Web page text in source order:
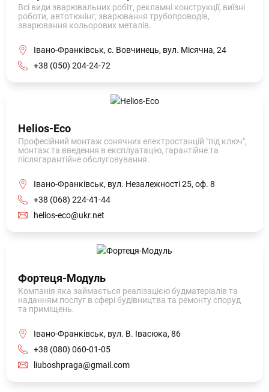
Всі види зварювальних робіт, рекламні конструкції, виїзні
роботи, автотюнінг, зварювання трубопроводів,
зварювання кольорових металів.
Івано-Франківськ, с. Вовчинець, вул. Місячна, 24
+38 (050) 204-24-72
Helios-Eco
Професійний монтаж сонячних електростанцій "під ключ",
монтаж та введення в експлуатацію, гарантійне та
післягарантійне обслуговування.
Івано-Франківськ, вул. Незалежності 25, оф. 8
+38 (068) 224-41-44
helios-eco@ukr.net
Фортеця-Модуль
Компанія яка займається реалізацією будматеріалів та
наданням послуг в сфері будівництва та ремонту споруд
та приміщень.
Івано-Франківськ, вул. В. Івасюка, 86
+38 (080) 060-01-05
liuboshpraga@gmail.com